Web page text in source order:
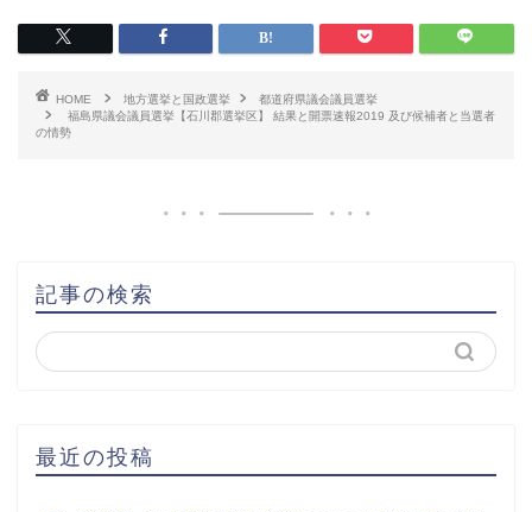
HOME 地方選挙と国政選挙
都道府県議会議員選挙
福島県議会議員選挙【石川郡選挙区】 結果と開票速報2019 及び候補者と当選者
の情勢
記事の検索
最近の投稿